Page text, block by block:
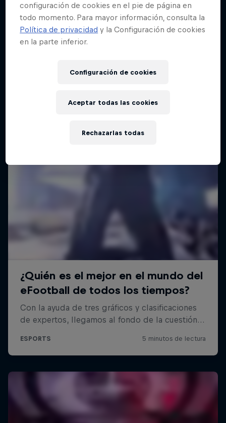
configuración de cookies en el pie de página en
todo momento. Para mayor información, consulta la
Política de privacidad y la Configuración de cookies
en la parte inferior.
Configuración de cookies
Rechazarlas todas
Aceptar todas las cookies